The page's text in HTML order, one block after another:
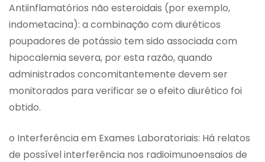
Antiinflamatórios não esteroidais (por exemplo,
indometacina): a combinação com diuréticos
poupadores de potássio tem sido associada com
hipocalemia severa, por esta razão, quando
administrados concomitantemente devem ser
monitorados para verificar se o efeito diurético foi
obtido.
o Interferência em Exames Laboratoriais: Há relatos
de possível interferência nos radioimunoensaios de